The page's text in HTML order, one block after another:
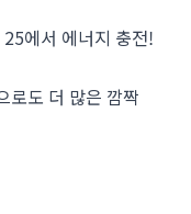
에서 에너지 충전!
로도 더 많은 깜짝